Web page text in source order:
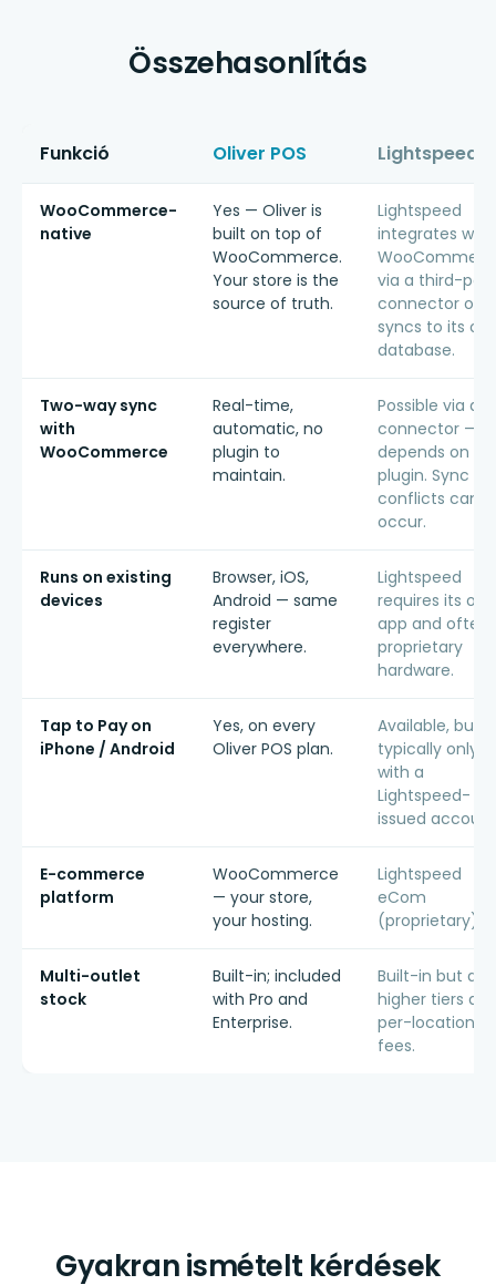
Összehasonlítás
Funkció Oliver POS Lightspeed
WooCommerce-
native
Yes — Oliver is
built on top of
WooCommerce.
Your store is the
source of truth.
Lightspeed
integrates with
via a third-
connector or
syncs to its
database.
Two-way sync
with
WooCommerce
Real-time,
automatic, no
plugin to
maintain.
Possible via a
connector —
depends on
plugin. Sync
conflicts can
occur.
Runs on existing
devices
Browser, iOS,
Android — same
register
everywhere.
Lightspeed
requires its
app and often
proprietary
hardware.
Tap to Pay on
iPhone / Android
Yes, on every
Oliver POS plan.
Available, but
typically only
with a
Lightspeed-
issued
E-commerce
platform
WooCommerce
— your store,
your hosting.
Lightspeed
eCom
(proprietary).
Multi-outlet
stock
Built-in; included
with Pro and
Enterprise.
Built-in but at
higher tiers
per-location
fees.
Gyakran ismételt kérdések